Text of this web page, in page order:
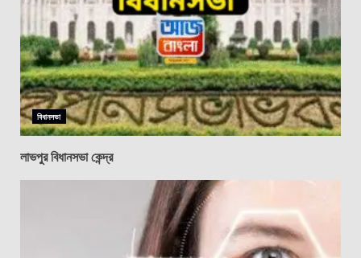
বিধানসভা
লাভপুর বিধানসভা কেন্দ্র